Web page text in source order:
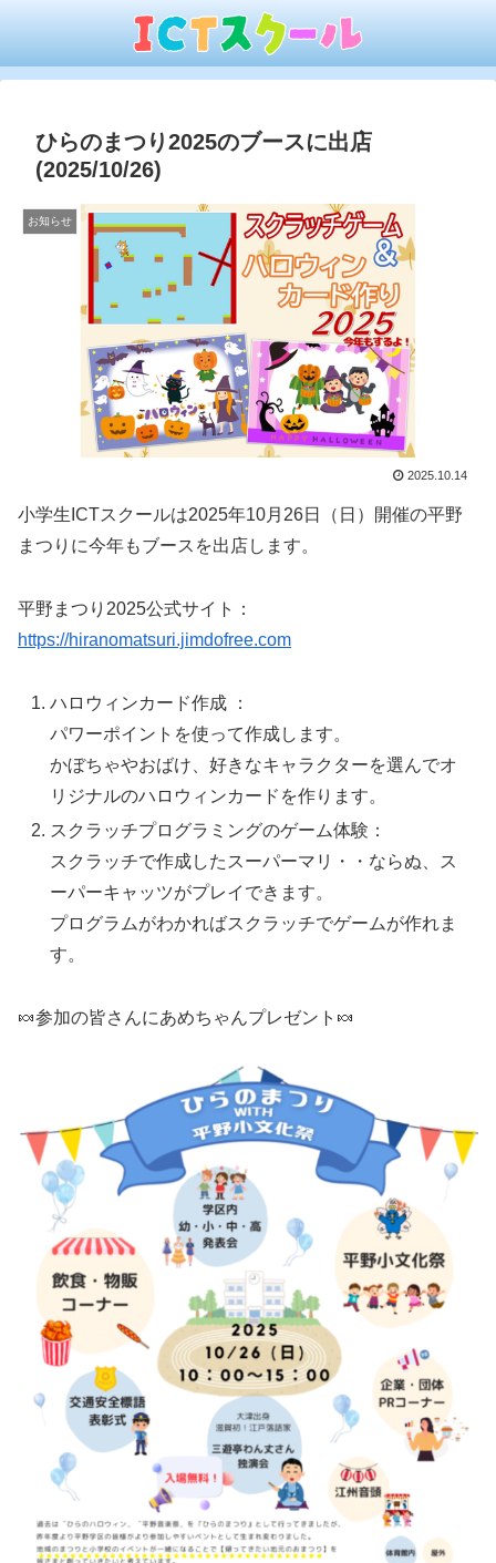
ひらのまつり2025のブースに出店
(2025/10/26)
お知らせ
2025.10.14
小学生ICTスクールは2025年10月26日（日）開催の平野
まつりに今年もブースを出店します。
平野まつり2025公式サイト：
https://hiranomatsuri.jimdofree.com
ハロウィンカード作成 ：
パワーポイントを使って作成します。
かぼちゃやおばけ、好きなキャラクターを選んでオ
リジナルのハロウィンカードを作ります。
スクラッチプログラミングのゲーム体験：
スクラッチで作成したスーパーマリ・・ならぬ、ス
ーパーキャッツがプレイできます。
プログラムがわかればスクラッチでゲームが作れま
す。
🍬参加の皆さんにあめちゃんプレゼント🍬